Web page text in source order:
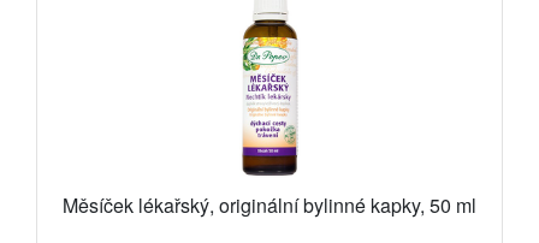
Měsíček lékařský, originální bylinné kapky, 50 ml